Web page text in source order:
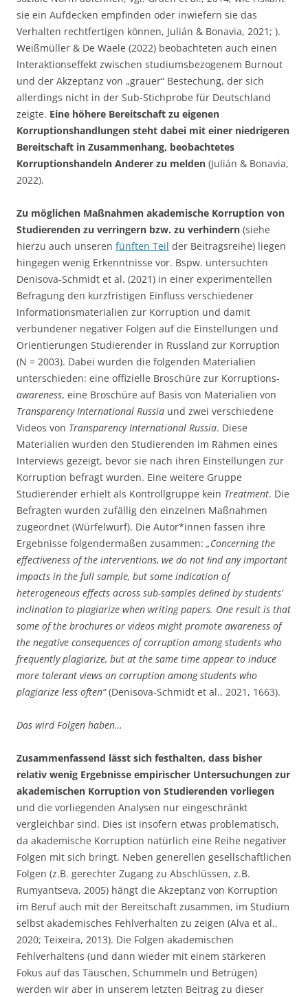
sie ein Aufdecken empfinden oder inwiefern sie das
Verhalten rechtfertigen können, Julián & Bonavia, 2021; ).
Weißmüller & De Waele (2022) beobachteten auch einen
Interaktionseffekt zwischen studiumsbezogenem Burnout
und der Akzeptanz von „grauer“ Bestechung, der sich
allerdings nicht in der Sub-Stichprobe für Deutschland
zeigte. Eine höhere Bereitschaft zu eigenen
Korruptionshandlungen steht dabei mit einer niedrigeren
Bereitschaft in Zusammenhang, beobachtetes
Korruptionshandeln Anderer zu melden (Julián & Bonavia,
2022).
Zu möglichen Maßnahmen akademische Korruption von
Studierenden zu verringern bzw. zu verhindern (siehe
hierzu auch unseren fünften Teil der Beitragsreihe) liegen
hingegen wenig Erkenntnisse vor. Bspw. untersuchten
Denisova-Schmidt et al. (2021) in einer experimentellen
Befragung den kurzfristigen Einfluss verschiedener
Informationsmaterialien zur Korruption und damit
verbundener negativer Folgen auf die Einstellungen und
Orientierungen Studierender in Russland zur Korruption
(N = 2003). Dabei wurden die folgenden Materialien
unterschieden: eine offizielle Broschüre zur Korruptions-
awareness, eine Broschüre auf Basis von Materialien von
Transparency International Russia und zwei verschiedene
Videos von Transparency International Russia. Diese
Materialien wurden den Studierenden im Rahmen eines
Interviews gezeigt, bevor sie nach ihren Einstellungen zur
Korruption befragt wurden. Eine weitere Gruppe
Studierender erhielt als Kontrollgruppe kein Treatment. Die
Befragten wurden zufällig den einzelnen Maßnahmen
zugeordnet (Würfelwurf). Die Autor*innen fassen ihre
Ergebnisse folgendermaßen zusammen: „Concerning the
effectiveness of the interventions, we do not ﬁnd any important
impacts in the full sample, but some indication of
heterogeneous effects across sub-samples deﬁned by students’
inclination to plagiarize when writing papers. One result is that
some of the brochures or videos might promote awareness of
the negative consequences of corruption among students who
frequently plagiarize, but at the same time appear to induce
more tolerant views on corruption among students who
plagiarize less often“(Denisova-Schmidt et al., 2021, 1663).
Das wird Folgen haben…
Zusammenfassend lässt sich festhalten, dass bisher
relativ wenig Ergebnisse empirischer Untersuchungen zur
akademischen Korruption von Studierenden vorliegen
und die vorliegenden Analysen nur eingeschränkt
vergleichbar sind. Dies ist insofern etwas problematisch,
da akademische Korruption natürlich eine Reihe negativer
Folgen mit sich bringt. Neben generellen gesellschaftlichen
Folgen (z.B. gerechter Zugang zu Abschlüssen, z.B.
Rumyantseva, 2005) hängt die Akzeptanz von Korruption
im Beruf auch mit der Bereitschaft zusammen, im Studium
selbst akademisches Fehlverhalten zu zeigen (Alva et al.,
2020; Teixeira, 2013). Die Folgen akademischen
Fehlverhaltens (und dann wieder mit einem stärkeren
Fokus auf das Täuschen, Schummeln und Betrügen)
werden wir aber in unserem letzten Beitrag zu dieser